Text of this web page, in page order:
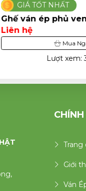
GIÁ TỐT NHẤT
Ghế ván ép phủ
Liên hệ
Mua
Lượt xem:
Trang
Giới
Ván